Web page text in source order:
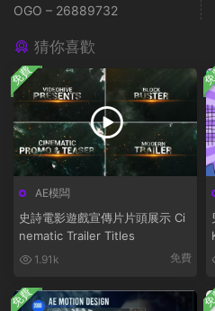
OGO – 26889732
猜你喜歡
AE模闆
史詩電影遊戲宣傳片片頭展示 Ci
nematic Trailer Titles
1.91k 免費
免費
免費